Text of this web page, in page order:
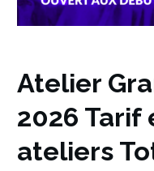
Atelier
2026 Tarif
ateliers